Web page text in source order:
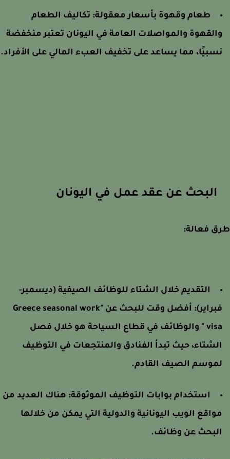
طعام وقهوة بأسعار معقولة: تكاليف الطعام
والمواصلات العامة في اليونان تعتبر منخفضة
مما يساعد على تخفيف العبء المالي على الأفراد.
البحث عن عقد عمل في اليونان
فعالة:
التقديم خلال الشتاء للوظائف الصيفية (ديسمبر-
فبراير): أفضل وقت للبحث عن "Greece seasonal work
visa " والوظائف في قطاع السياحة هو خلال فصل
حيث تبدأ الفنادق والمنتجعات في التوظيف
الصيف القادم.
استخدام بوابات التوظيف الموثوقة: هناك العديد من
الويب اليونانية والدولية التي يمكن من خلالها
عن وظائف.